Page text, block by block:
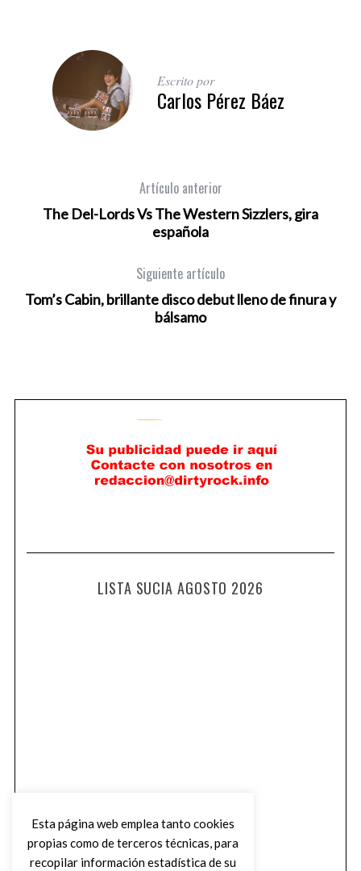
Escrito por
Carlos Pérez Báez
Artículo anterior
The Del-Lords Vs The Western Sizzlers, gira
española
Siguiente artículo
Tom’s Cabin, brillante disco debut lleno de finura y
bálsamo
LISTA SUCIA AGOSTO 2026
Esta página web emplea tanto cookies
propias como de terceros técnicas, para
recopilar información estadística de su